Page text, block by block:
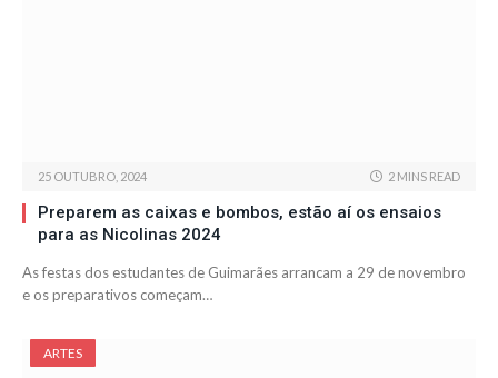
25 OUTUBRO, 2024 2 MINS READ
Preparem as caixas e bombos, estão aí os ensaios
para as Nicolinas 2024
As festas dos estudantes de Guimarães arrancam a 29 de novembro
e os preparativos começam…
ARTES